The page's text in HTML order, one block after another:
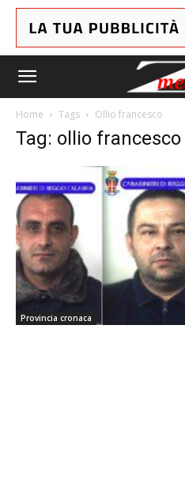
Home Tags Ollio francesco
Tag: ollio francesco
Provincia cronaca